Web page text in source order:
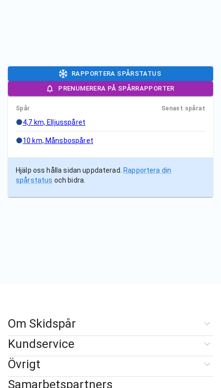
RAPPORTERA SPÅRSTATUS
PRENUMERERA PÅ SPÅRRAPPORTER
Spår Senast spårat
4,7 km, Elljusspåret
10 km, Månsbospåret
Hjälp oss hålla sidan uppdaterad.
Rapportera din
spårstatus och bidra.
Om Skidspår
Kundservice
Övrigt
Samarbetspartners